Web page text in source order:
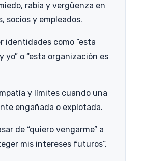
rabia y vergüenza en
socios y empleados.
identidades como “esta
yo” o “esta organización es
y límites cuando una
engañada o explotada.
de “quiero vengarme” a
mis intereses futuros”.